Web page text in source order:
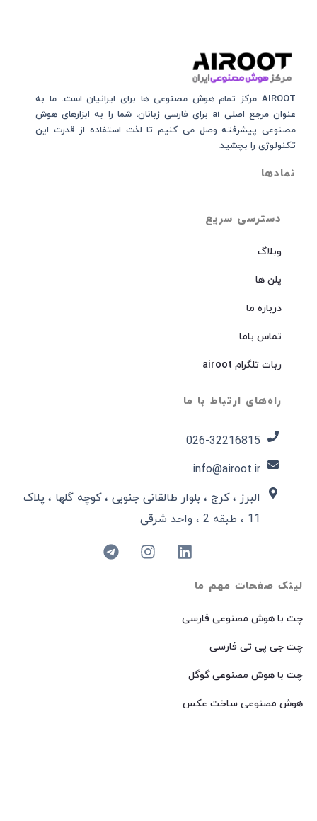
لینک صفحات مهم ما
چت با هوش مصنوعی فارسی
چت جی پی تی فارسی
چت با هوش مصنوعی گوگل
هوش مصنوعی ساخت عکس
دسترسی سریع
وبلاگ
پلن ها
درباره ما
تماس باما
ربات تلگرام airoot
راه‌های ارتباط با ما
026-32216815​
info@airoot.ir
البرز ، کرج ، بلوار طالقانی جنوبی ، کوچه گلها ، پلاک
11 ، طبقه 2 ، واحد شرقی
AIROOT مرکز تمام هوش مصنوعی‌‌‌ ها برای ایرانیان است. ما به
عنوان مرجع اصلی ai برای فارسی زبانان، شما را به ابزارهای هوش
مصنوعی پیشرفته وصل می کنیم تا لذت استفاده از قدرت این
تکنولوژی را بچشید.
نمادها